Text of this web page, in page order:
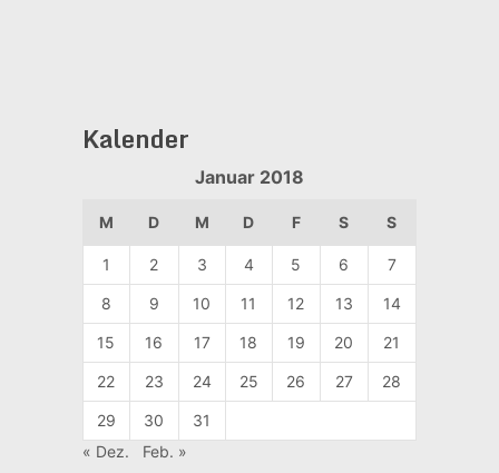
Kalender
Januar 2018
M D M D F S S
1 2 3 4 5 6 7
8 9 10 11 12 13 14
15 16 17 18 19 20 21
22 23 24 25 26 27 28
29 30
31
« Dez.
Feb. »